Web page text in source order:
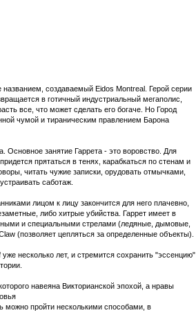
названием, создаваемый Eidos Montreal. Герой серии
в готичный индустриальный мегаполис,
все, что может сделать его богаче. Но Город
чумой и тираническим правлением Барона
Основное занятие Гаррета - это воровство. Для
прятаться в тенях, карабкаться по стенам и
читать чужие записки, орудовать отмычками,
саботаж.
лицом к лицу закончится для него плачевно,
либо хитрые убийства. Гаррет имеет в
и специальными стрелами (ледяные, дымовые,
(позволяет цепляться за определенные объекты).
несколько лет, и стремится сохранить "эссенцию"
навеяна Викторианской эпохой, а нравы
можно пройти несколькими способами, в